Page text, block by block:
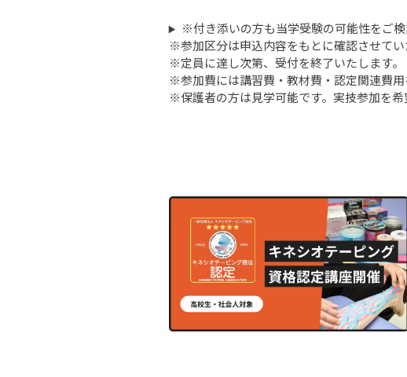
※付き添いの方も当学受験の可能性をご
※参加区分は申込内容をもとに確認させてい
※定員に達し次第、受付を終了いたします。
※参加費には講習費・教材費・認定関連費用
※保護者の方は見学可能です。実技参加を